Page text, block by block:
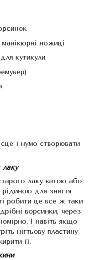
манікюрні ножиці
кутикули
і нумо створювати
лаку
лаку ватою або
для зняття
робити це все ж таки
ворсинки, через
І навіть якщо
нігтьову пластину
її.